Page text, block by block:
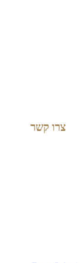
צרו קשר